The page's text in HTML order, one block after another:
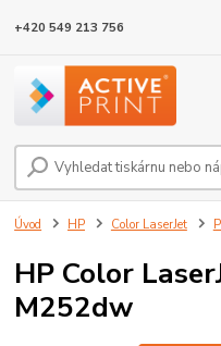
+420 549 213 756
Úvod HP Color LaserJet
HP Color
M252dw